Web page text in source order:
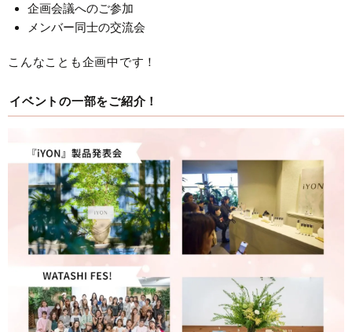
企画会議へのご参加
メンバー同士の交流会
こんなことも企画中です！
イベントの一部をご紹介！